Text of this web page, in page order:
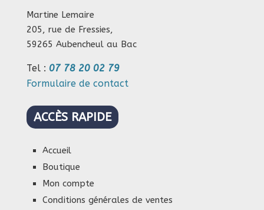
Martine Lemaire
205, rue de Fressies,
59265 Aubencheul au Bac
Tel : 07 78 20 02 79
Formulaire de contact
ACCÈS RAPIDE
Accueil
Boutique
Mon compte
Conditions générales de ventes